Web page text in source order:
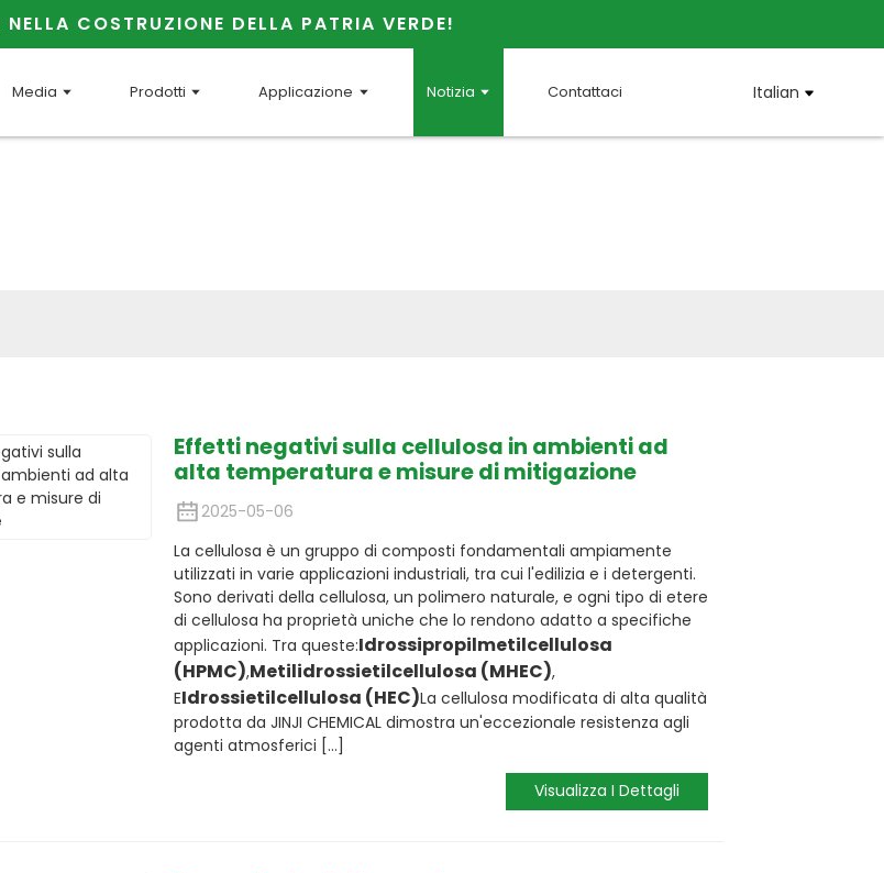
COSTRUZIONE DELLA PATRIA VERDE!
Media Prodotti Applicazione Notizia Contattaci Italian
Effetti negativi sulla cellulosa in ambienti ad
alta temperatura e misure di mitigazione
2025-05-06
La cellulosa è un gruppo di composti fondamentali ampiamente
utilizzati in varie applicazioni industriali, tra cui l'edilizia e i detergenti.
Sono derivati ​​della cellulosa, un polimero naturale, e ogni tipo di etere
di cellulosa ha proprietà uniche che lo rendono adatto a specifiche
applicazioni. Tra queste:Idrossipropilmetilcellulosa
(HPMC),Metilidrossietilcellulosa (MHEC),
EIdrossietilcellulosa (HEC)La cellulosa modificata di alta qualità
prodotta da JINJI CHEMICAL dimostra un'eccezionale resistenza agli
agenti atmosferici [...]
Visualizza I Dettagli